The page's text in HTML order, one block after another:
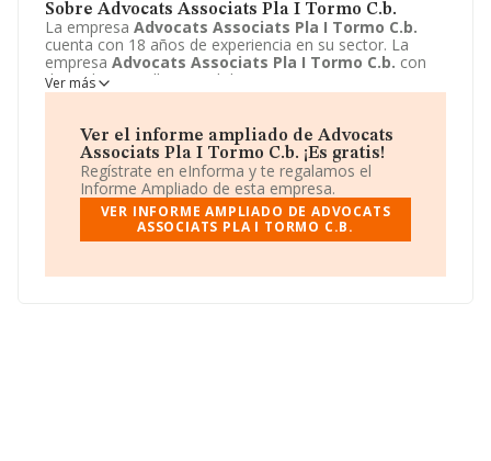
Sobre Advocats Associats Pla I Tormo C.b.
La empresa Advocats Associats Pla I Tormo C.b.
cuenta con 18 años de experiencia en su sector. La
empresa Advocats Associats Pla I Tormo C.b. con
domicilio en Calle Miguel de Cervantes, 2 - ENTLO 5,
Agullent, Valencia. Su principal actividad CNAE es 6910 -
Pla I Tormo C.b.está inscrita como Comunidad de
bienes.
Ver más
Ver el informe ampliado de Advocats
Associats Pla I Tormo C.b. ¡Es gratis!
Regístrate en eInforma y te regalamos el
Informe Ampliado de esta empresa.
VER INFORME AMPLIADO DE ADVOCATS
ASSOCIATS PLA I TORMO C.B.